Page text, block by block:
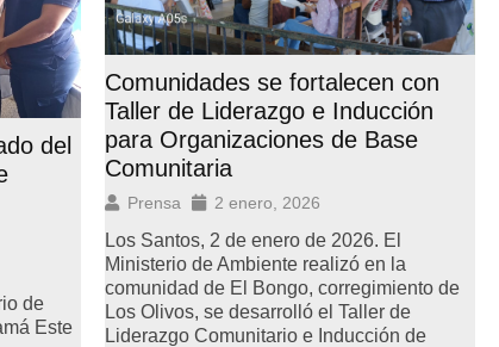
del
de
Este
Comunidades se fortalecen con
Taller de Liderazgo e Inducción
para Organizaciones de Base
Comunitaria
Prensa 2 enero, 2026
Los Santos, 2 de enero de 2026. El
Ministerio de Ambiente realizó en la
comunidad de El Bongo, corregimiento de
Los Olivos, se desarrolló el Taller de
Liderazgo Comunitario e Inducción de